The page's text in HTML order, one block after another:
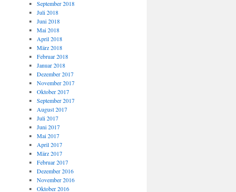
September 2018
Juli 2018
Juni 2018
Mai 2018
April 2018
März 2018
Februar 2018
Januar 2018
Dezember 2017
November 2017
Oktober 2017
September 2017
August 2017
Juli 2017
Juni 2017
Mai 2017
April 2017
März 2017
Februar 2017
Dezember 2016
November 2016
Oktober 2016